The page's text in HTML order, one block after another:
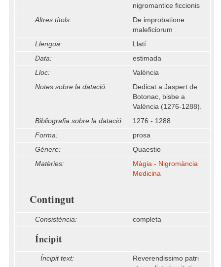
nigromantice ficcionis
Altres títols:
De improbatione
maleficiorum
Llengua:
Llatí
Data:
estimada
Lloc:
València
Notes sobre la datació:
Dedicat a Jaspert de
Botonac, bisbe a
València (1276-1288).
Bibliografia sobre la datació:
1276 - 1288
Forma:
prosa
Gènere:
Quaestio
Matèries:
Màgia - Nigromància
Medicina
Contingut
Consistència: completa
Íncipit
Íncipit text:
Reverendissimo patri